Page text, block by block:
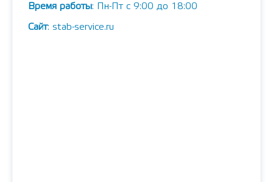
Время работы: Пн-Пт с 9:00 до 18:00
Сайт: stab-service.ru